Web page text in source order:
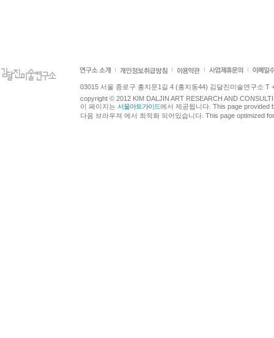
03015 서울 종로구 홍지문1길 4 (홍지동44) 김달진미술연구소 T
copyright © 2012 KIM DALJIN ART RESEARCH AND
이 페이지는 서울아트가이드에서 제공됩니다. This page provided
다음 브라우져 에서 최적화 되어있습니다. This page optimized